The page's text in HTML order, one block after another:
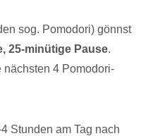
sog. Pomodori) gönnst
25-minütige Pause.
nächsten 4 Pomodori-
Stunden am Tag nach